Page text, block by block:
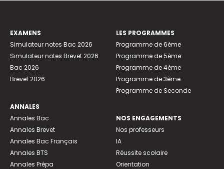
EXAMENS
Simulateur notes Bac 2026
Simulateur notes Brevet 2026
Bac 2026
Brevet 2026
ANNALES
Annales Bac
Annales Brevet
Annales Bac Français
Annales BTS
Annales Prépa
LES PROGRAMMES
Programme de 6ème
Programme de 5ème
Programme de 4ème
Programme de 3ème
Programme de Seconde
NOS ENGAGEMENTS
Nos professeurs
IA
Réussite scolaire
Orientation